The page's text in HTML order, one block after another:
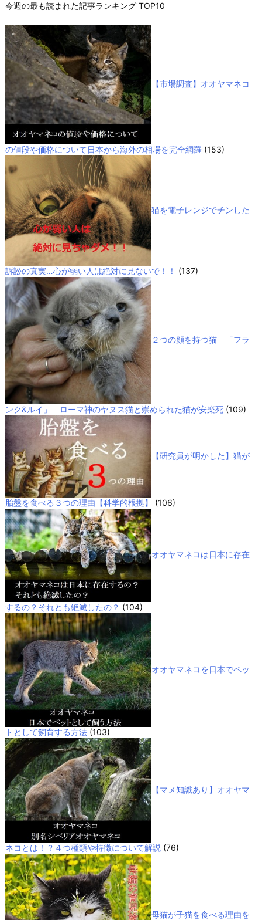
今週の最も読まれた記事ランキング TOP10
【市場調査】オオヤマネコ
の値段や価格について日本から海外の相場を完全網羅 (153)
猫を電子レンジでチンした
訴訟の真実…心が弱い人は絶対に見ないで！！ (137)
２つの顔を持つ猫 「フラ
ンク&ルイ」 ローマ神のヤヌス猫と崇められた猫が安楽死 (109)
【研究員が明かした】猫が
胎盤を食べる３つの理由【科学的根拠】 (106)
オオヤマネコは日本に存在
するの？それとも絶滅したの？ (104)
オオヤマネコを日本でペッ
トとして飼育する方法 (103)
【マメ知識あり】オオヤマ
ネコとは！？４つ種類や特徴について解説 (76)
母猫が子猫を食べる理由を